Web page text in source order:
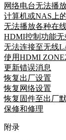
网络电台无法播
计算机或NAS上
无法播放各种在
HDMI控制功能无
无法连接至无线
使用HDMI
更新错误消息
恢复出厂设置
恢复网络设置
恢复固件至出厂
保修和修理
附录